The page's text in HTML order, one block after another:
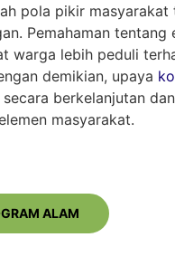
pola pikir masyarakat
Pemahaman tentang
warga lebih peduli
demikian, upaya
secara berkelanjutan
masyarakat.
ALAM